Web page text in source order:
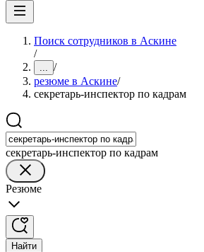
Поиск сотрудников в Аскине
/
... /
резюме в Аскине/
секретарь-инспектор по кадрам
секретарь-инспектор по кадрам
Резюме
Найти